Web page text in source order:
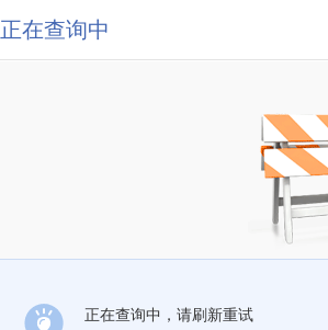
正在查询中
正在查询中，请刷新重试